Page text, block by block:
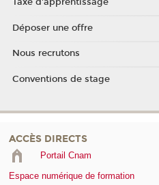
Taxe d'apprentissage
Déposer une offre
Nous recrutons
Conventions de stage
ACCÈS DIRECTS
Portail Cnam
Espace numérique de formation